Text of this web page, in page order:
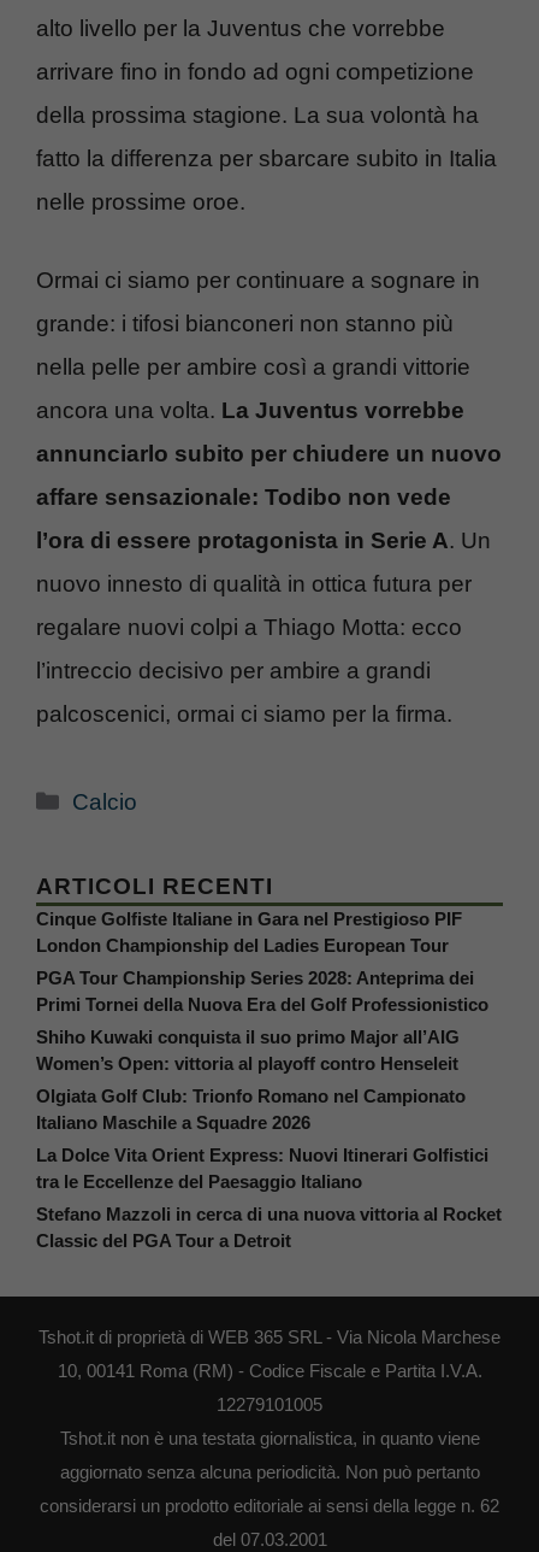
alto livello per la Juventus che vorrebbe
arrivare fino in fondo ad ogni competizione
della prossima stagione. La sua volontà ha
fatto la differenza per sbarcare subito in Italia
nelle prossime oroe.
Ormai ci siamo per continuare a sognare in
grande: i tifosi bianconeri non stanno più
nella pelle per ambire così a grandi vittorie
ancora una volta. La Juventus vorrebbe
annunciarlo subito per chiudere un nuovo
affare sensazionale: Todibo non vede
l’ora di essere protagonista in Serie A. Un
nuovo innesto di qualità in ottica futura per
regalare nuovi colpi a Thiago Motta: ecco
l’intreccio decisivo per ambire a grandi
palcoscenici, ormai ci siamo per la firma.
Categorie
Calcio
ARTICOLI RECENTI
Cinque Golfiste Italiane in Gara nel Prestigioso PIF
London Championship del Ladies European Tour
PGA Tour Championship Series 2028: Anteprima dei
Primi Tornei della Nuova Era del Golf Professionistico
Shiho Kuwaki conquista il suo primo Major all’AIG
Women’s Open: vittoria al playoff contro Henseleit
Olgiata Golf Club: Trionfo Romano nel Campionato
Italiano Maschile a Squadre 2026
La Dolce Vita Orient Express: Nuovi Itinerari Golfistici
tra le Eccellenze del Paesaggio Italiano
Stefano Mazzoli in cerca di una nuova vittoria al Rocket
Classic del PGA Tour a Detroit
Tshot.it di proprietà di WEB 365 SRL - Via Nicola Marchese
10, 00141 Roma (RM) - Codice Fiscale e Partita I.V.A.
12279101005
Tshot.it non è una testata giornalistica, in quanto viene
aggiornato senza alcuna periodicità. Non può pertanto
considerarsi un prodotto editoriale ai sensi della legge n. 62
del 07.03.2001